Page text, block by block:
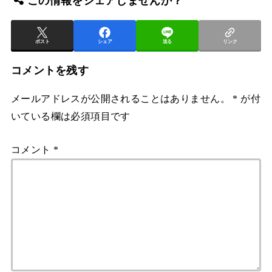
ポスト シェア 送る リンク
コメントを残す
メールアドレスが公開されることはありません。 * が付
いている欄は必須項目です
コメント *